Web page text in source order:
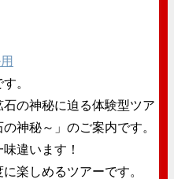
。
の神秘に迫る体験型ツア
神秘～」のご案内です。
違います！
楽しめるツアーです。